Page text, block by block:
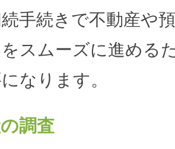
手続きで不動産や
スムーズに進める
なります。
調査